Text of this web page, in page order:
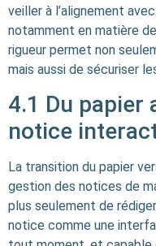
veiller à l’alignement
notamment en matière
rigueur permet non
mais aussi de sécuriser
4.1 Du papier
notice
La transition du papier
gestion des notices de
plus seulement de
notice comme une